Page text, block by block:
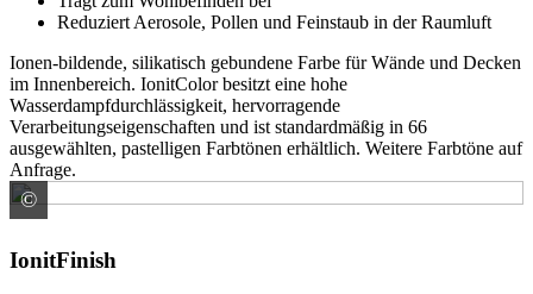
Reduziert Aerosole, Pollen und Feinstaub in der Raumluft
Ionen-bildende, silikatisch gebundene Farbe für Wände und Decken
im Innenbereich. IonitColor besitzt eine hohe
Wasserdampfdurchlässigkeit, hervorragende
Verarbeitungseigenschaften und ist standardmäßig in 66
ausgewählten, pastelligen Farbtönen erhältlich. Weitere Farbtöne auf
Anfrage.
© Baumit GmbH
IonitFinish